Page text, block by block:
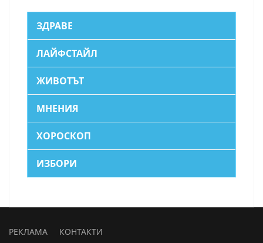
ЗДРАВЕ
ЛАЙФСТАЙЛ
ЖИВОТЪТ
МНЕНИЯ
ХОРОСКОП
ИЗБОРИ
РЕКЛАМА КОНТАКТИ